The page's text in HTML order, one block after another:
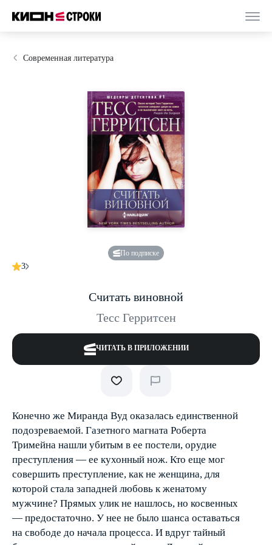
Современная литература
По подписке
3
Считать виновной
Тесс Герритсен
ЧИТАТЬ В ПРИЛОЖЕНИИ
Конечно же Миранда Вуд оказалась единственной
подозреваемой. Газетного магната Роберта
Тримейна нашли убитым в ее постели, орудие
преступления — ее кухонный нож. Кто еще мог
совершить преступление, как не женщина, для
которой стала западней любовь к женатому
мужчине? Прямых улик не нашлось, но косвенных
— предостаточно. У нее не было шанса оставаться
на свободе до начала процесса. И вдруг тайный